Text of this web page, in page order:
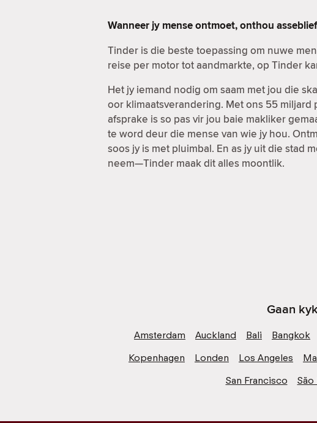
Wanneer jy mense ontmoet, onthou
Tinder is die beste toepassing om nuwe
reise per motor tot aandmarkte, op Tinder
Het jy iemand nodig om saam met jou die
oor klimaatsverandering. Met ons 55
afsprake is so pas vir jou baie makliker
te word deur die mense van wie jy hou.
soos jy is met pluimbal. En as jy uit die stad
neem—Tinder maak dit alles moontlik.
Gaan
Amsterdam Auckland Bali Bangkok
Kopenhagen
Londen Los Angeles
San Francisco
São